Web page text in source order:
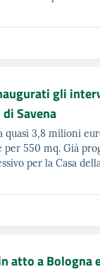
gli
Savena
3,8 milioni
per 550 mq. Già
per la Casa
atto a Bologna